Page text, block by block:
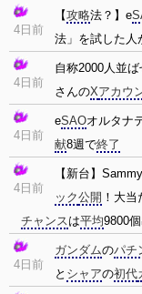
4日前
【攻略法？】e
法」を試した人
4日前
自称2000人並ば
さんのXアカウ
4日前
eSAOオルタナ
献8週で終了
4日前
【新台】
ック公開 ！大当
チャンスは平均9800
4日前
ガンダムのパチ
と シャアの初代